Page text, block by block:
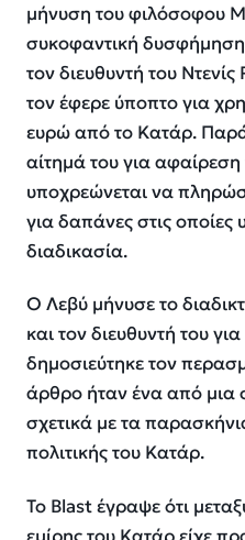
μήνυση του φιλόσοφου
συκοφαντική
τον διευθυντή του
τον έφερε ύποπτο για
ευρώ από το Κατάρ.
αίτημά του για
υποχρεώνεται να
για δαπάνες στις
διαδικασία.
Ο Λεβύ μήνυσε το
και τον διευθυντή του
δημοσιεύτηκε τον
άρθρο ήταν ένα από
σχετικά με τα
πολιτικής του Κατάρ.
Το Blast έγραψε ότι